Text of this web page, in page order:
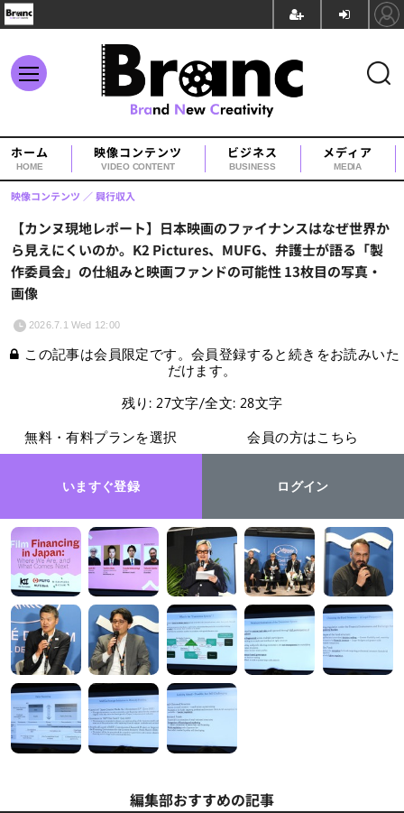
ホーム
HOME
映像コンテンツ
VIDEO CONTENT
ビジネス
BUSINESS
メディア
MEDIA
【カンヌ現地レポート】日本映画のファイナンスはなぜ世界か
ら見えにくいのか。K2 Pictures、MUFG、弁護士が語る「製
作委員会」の仕組みと映画ファンドの可能性 13枚目の写真・
画像
映像コンテンツ 興行収入
2026.7.1 Wed 12:00
この記事は会員限定です。会員登録すると続きをお読みいた
だけます。
残り: 27文字/全文: 28文字
無料・有料プランを選択
いますぐ登録
会員の方はこちら
ログイン
編集部おすすめの記事